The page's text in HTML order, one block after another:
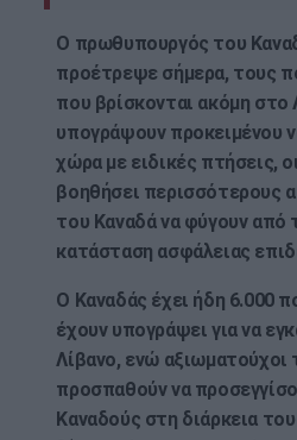
Ο πρωθυπουργός του
προέτρεψε σήμερα, τους
που βρίσκονται ακόμη στο
υπογράψουν προκειμένου
χώρα με ειδικές πτήσεις,
βοηθήσει περισσότερους
του Καναδά να φύγουν από
κατάσταση ασφάλειας
Ο Καναδάς έχει ήδη 6.000
έχουν υπογράψει για να
Λίβανο, ενώ αξιωματούχοι
προσπαθούν να
Καναδούς στη διάρκεια